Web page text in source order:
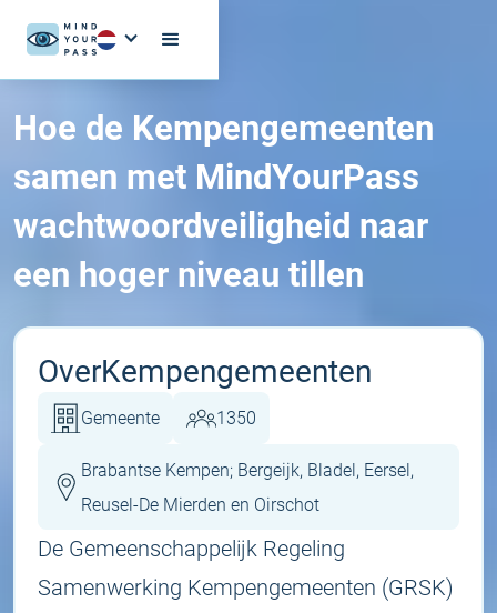
Hoe de Kempengemeenten
samen met MindYourPass
wachtwoordveiligheid naar
een hoger niveau tillen
OverKempengemeenten
Gemeente 1350
Brabantse Kempen; Bergeijk, Bladel, Eersel,
Reusel-De Mierden en Oirschot
De Gemeenschappelijk Regeling
Samenwerking Kempengemeenten (GRSK)